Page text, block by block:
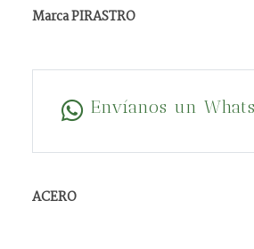
Marca PIRASTRO
Envíanos un
ACERO